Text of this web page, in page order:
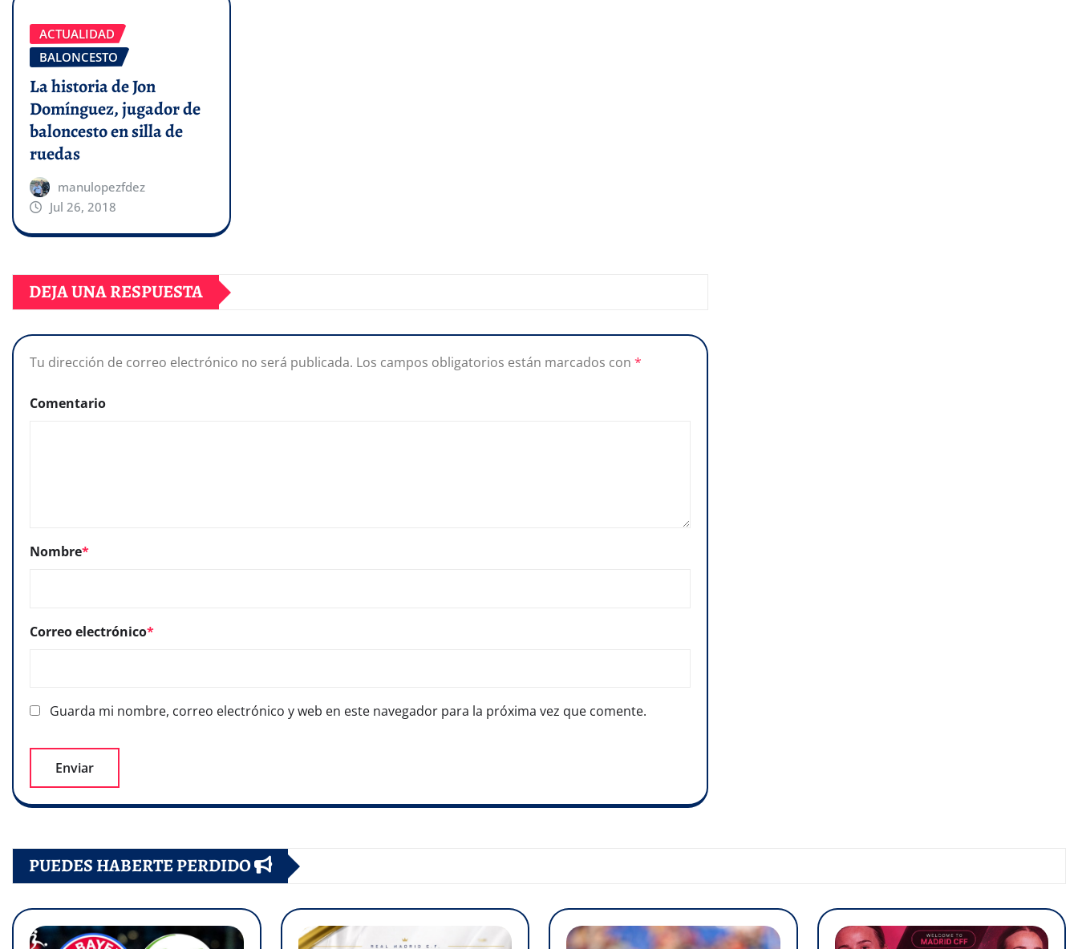
ACTUALIDAD
BALONCESTO
La historia de Jon
Domínguez, jugador de
baloncesto en silla de
ruedas
manulopezfdez
Jul 26, 2018
DEJA UNA RESPUESTA
Tu dirección de correo electrónico no será publicada. Los campos obligatorios están marcados con *
Comentario
Nombre*
Correo electrónico*
Guarda mi nombre, correo electrónico y web en este navegador para la próxima vez que comente.
PUEDES HABERTE PERDIDO